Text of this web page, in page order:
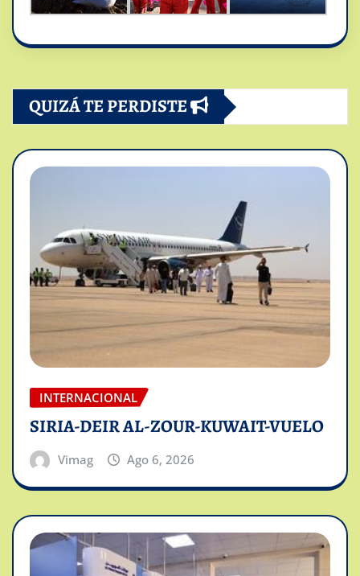
QUIZÁ TE PERDISTE
INTERNACIONAL
SIRIA-DEIR AL-ZOUR-KUWAIT-VUELO
Vimag Ago 6, 2026